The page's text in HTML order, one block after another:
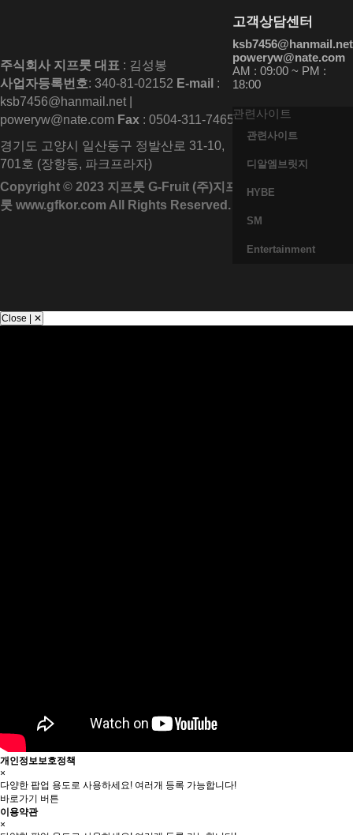
주식회사 지프룻 대표 : 김성봉
사업자등록번호: 340-81-02152 E-mail :
ksb7456@hanmail.net |
poweryw@nate.com Fax : 0504-311-7465
경기도 고양시 일산동구 정발산로 31-10,
701호 (장항동, 파크프라자)
Copyright © 2023 지프룻 G-Fruit (주)지프
룻 www.gfkor.com All Rights Reserved.
고객상담센터
ksb7456@hanmail.net
poweryw@nate.com
AM : 09:00 ~ PM :
18:00
관련사이트
관련사이트
디알엠브릿지
HYBE
SM
Entertainment
Close | ✕
개인정보보호정책
×
다양한 팝업 용도로 사용하세요! 여러개 등록 가능합니다!
바로가기 버튼
이용약관
×